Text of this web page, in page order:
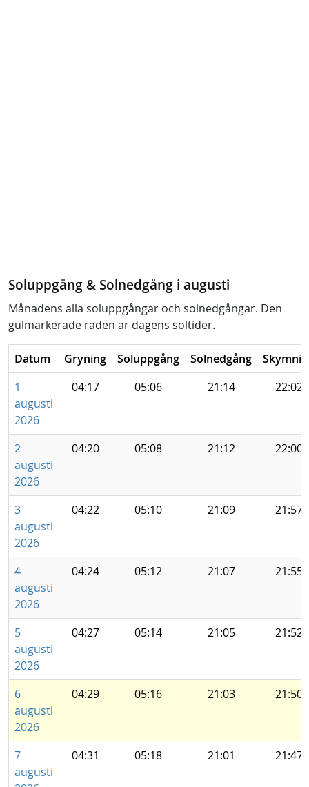
Soluppgång & Solnedgång i augusti
Månadens alla soluppgångar och solnedgångar. Den
gulmarkerade raden är dagens soltider.
Datum Gryning Soluppgång Solnedgång
1
augusti
2026
04:17 05:06 21:14 22:02
2
augusti
2026
04:20 05:08 21:12 22:00
3
augusti
2026
04:22 05:10 21:09 21:57
4
augusti
2026
04:24 05:12 21:07 21:55
5
augusti
2026
04:27 05:14 21:05 21:52
6
augusti
2026
04:29 05:16 21:03 21:50
7
augusti
04:31 05:18 21:01 21:47